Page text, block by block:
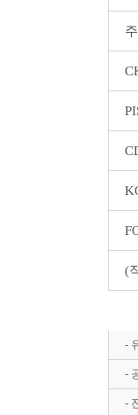
(
-
-
-